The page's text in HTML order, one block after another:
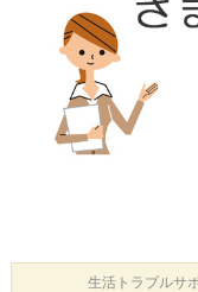
生活トラブルサ